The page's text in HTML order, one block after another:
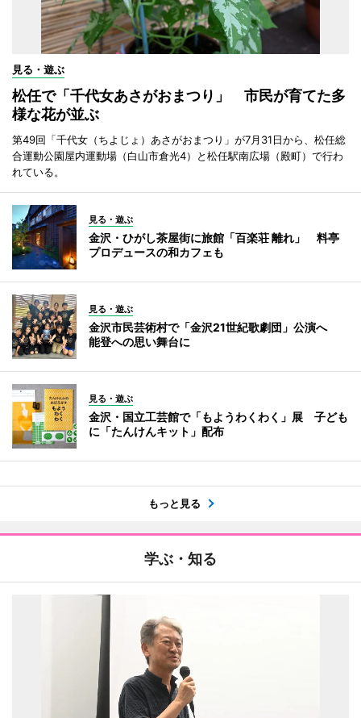
見る・遊ぶ
松任で「千代女あさがおまつり」 市民が育てた多
様な花が並ぶ
第49回「千代女（ちよじょ）あさがおまつり」が7月31日から、松任総
合運動公園屋内運動場（白山市倉光4）と松任駅南広場（殿町）で行わ
れている。
見る・遊ぶ
金沢・ひがし茶屋街に旅館「百楽荘 離れ」 料亭
プロデュースの和カフェも
見る・遊ぶ
金沢市民芸術村で「金沢21世紀歌劇団」公演へ
能登への思い舞台に
見る・遊ぶ
金沢・国立工芸館で「もようわくわく」展 子ども
に「たんけんキット」配布
もっと見る
学ぶ・知る